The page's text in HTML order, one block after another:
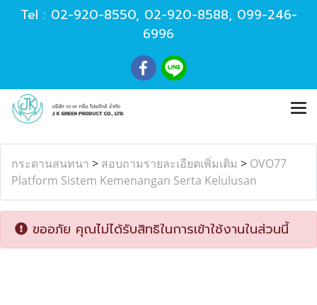
Tel : 02-920-8550, 02-920-8588, 099-246-
6996
กระดานสนทนา > สอบถามรายละเอียดเพิ่มเติม > OVO77
Platform Sistem Kemenangan Serta Kelulusan
ขออภัย คุณไม่ได้รับสิทธิในการเข้าใช้งานในส่วนนี้